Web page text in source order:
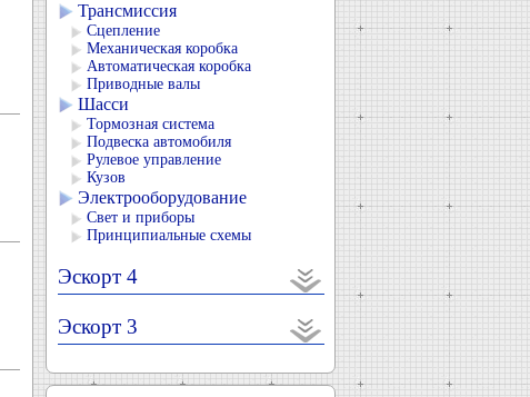
Трансмиссия
Сцепление
Механическая коробка
Автоматическая коробка
Приводные валы
Шасси
Тормозная система
Подвеска автомобиля
Рулевое управление
Кузов
Электрооборудование
Свет и приборы
Принципиальные схемы
Эскорт 4
Эскорт 3